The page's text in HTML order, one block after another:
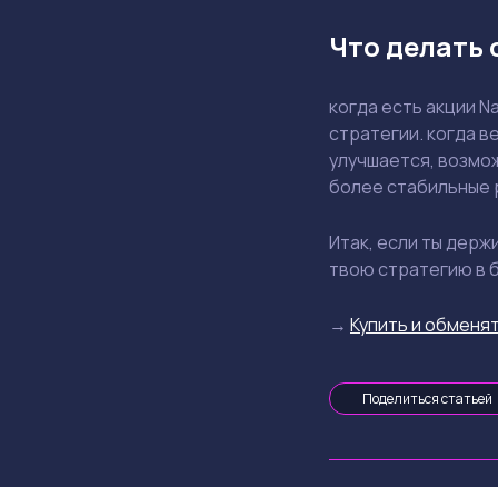
Что делать
когда есть акции
стратегии. когда
улучшается,
более стабильные
Итак, если ты
твою стратегию в
→ Купить и
Поделиться статьей